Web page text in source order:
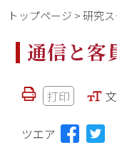
トップページ >研究
通信と客
打印
ツエア